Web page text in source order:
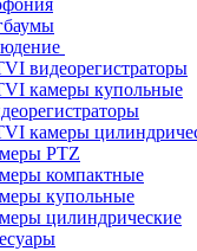
видеорегистраторы
камеры купольные
камеры
PTZ
компактные
купольные
цилиндрические